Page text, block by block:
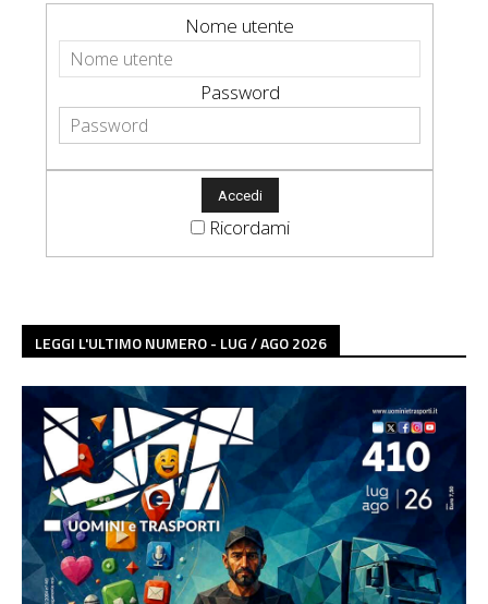
Nome utente
Password
Ricordami
LEGGI L'ULTIMO NUMERO - LUG / AGO 2026